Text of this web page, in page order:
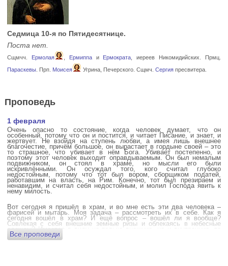
Седмица 10-я по Пятидесятнице.
Поста нет.
Сщмчч. Ермолая Ермиппаи Ермократа , иереев Никомидийских. Прмц.
Параскевы. Прп. Моисея Угрина, Печерского. Сщмч. Сергияпресвитера.
Проповедь
1 февраля
Очень опасно то состояние, когда человек думает, что он
особенный, потому что он и постится, и читает Писание, и знает, и
жертвует. Не взойдя на ступень любви, а имея лишь внешнее
благочестие, причём большое, он вырастает в гордыне своей – это
то страшное, что убивает в нём Бога. Убивает постепенно, и
поэтому этот человек выходит оправдываемым. Он был немалым
подвижником, он стоял в храме, но мысли его были
искривлёнными. Он осуждал того, кого считал глубоко
недостойным, потому что тот был вором, сборщиком податей,
работавшим на власть, на Рим. Конечно, тот был презираем и
ненавидим, и считал себя недостойным, и молил Господа явить к
нему милость.
Вот сегодня я пришёл в храм, и во мне есть эти два человека –
фарисей и мытарь. Моя задача – рассмотреть их в себе. Как я
сегодня вошёл в храм? И ещё вопрос – вошёл ли я вообще?
Совлекая с себя внешние земные ризы и облекаясь в небесные
одежды? Имеется в виду не только внешние, но и внутренние, то
есть помыслы.
Все проповеди